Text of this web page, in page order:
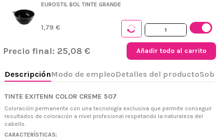
EUROSTIL BOL TINTE GRANDE
1,79 €
Precio final: 25,08 € Añadir todo al carrito
TINTE EXITENN COLOR CREME 507
Coloración permanente con una tecnología exclusiva que permite conseguir
resultados de coloración a nivel profesional respetando la naturaleza del
cabello.
CARACTERÍSTICAS: